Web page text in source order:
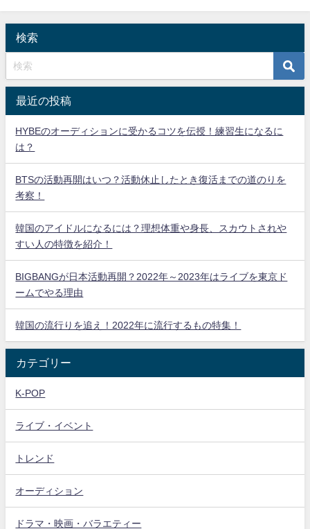
検索
最近の投稿
HYBEのオーディションに受かるコツを伝授！練習生になるに
は？
BTSの活動再開はいつ？活動休止したとき復活までの道のりを
考察！
韓国のアイドルになるには？理想体重や身長、スカウトされや
すい人の特徴を紹介！
BIGBANGが日本活動再開？2022年～2023年はライブを東京ド
ームでやる理由
韓国の流行りを追え！2022年に流行するもの特集！
カテゴリー
K-POP
ライブ・イベント
トレンド
オーディション
ドラマ・映画・バラエティー